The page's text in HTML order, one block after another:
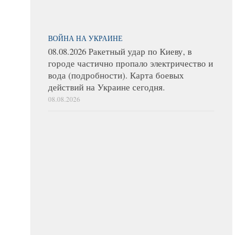
ВОЙНА НА УКРАИНЕ
08.08.2026 Ракетный удар по Киеву, в
городе частично пропало электричество и
вода (подробности). Карта боевых
действий на Украине сегодня.
08.08.2026